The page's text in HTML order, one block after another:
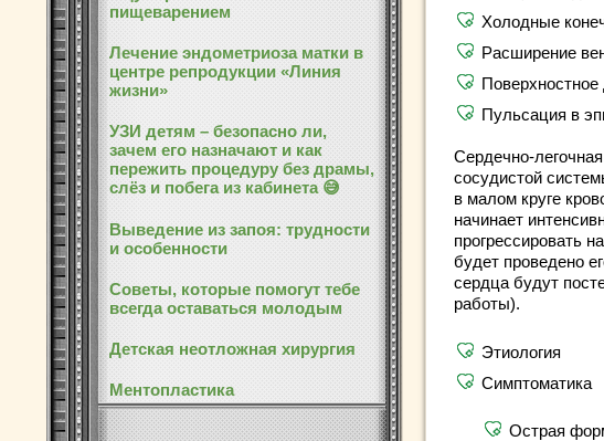
пищеварением
Лечение эндометриоза матки в
центре репродукции «Линия
жизни»
УЗИ детям – безопасно ли,
зачем его назначают и как
пережить процедуру без драмы,
слёз и побега из кабинета 😅
Выведение из запоя: трудности
и особенности
Советы, которые помогут тебе
всегда оставаться молодым
Детская неотложная хирургия
Ментопластика
Холодные
Расширение
Пульсация в
Сердечно-
сосудистой
в малом круге
начинает
прогрессировать
будет проведено
сердца будут
работы).
Этиология
Симптоматика
Острая